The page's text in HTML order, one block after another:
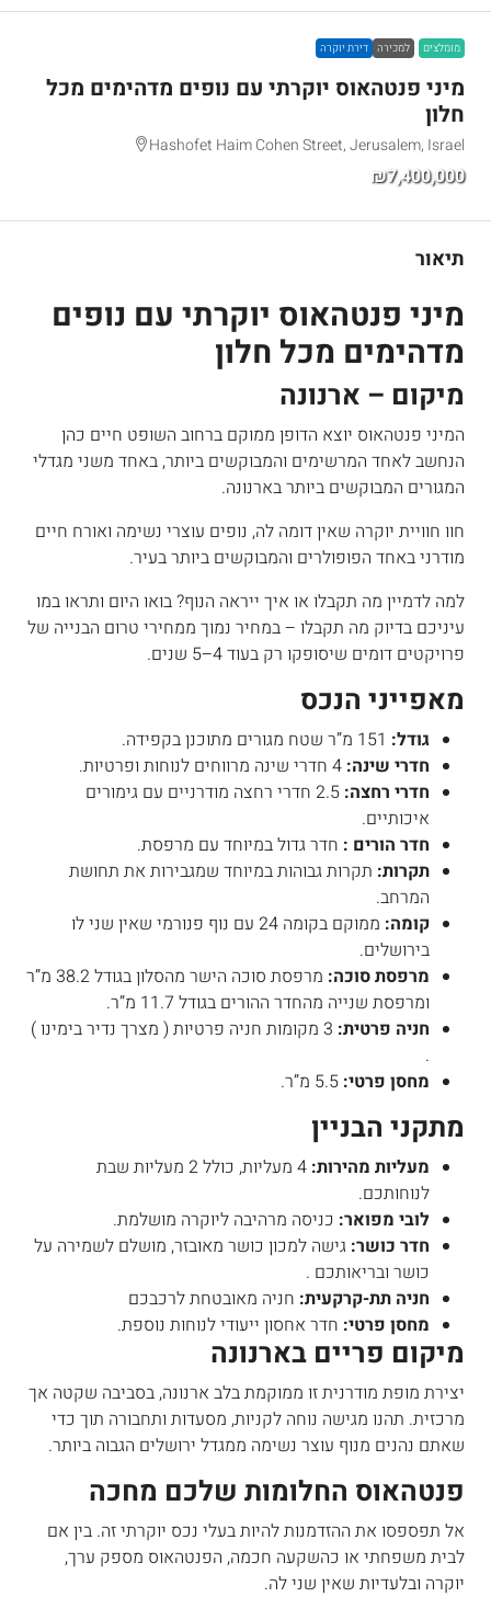
מומלצים למכירה דירת יוקרה
מיני פנטהאוס יוקרתי עם נופים מדהימים מכל
חלון
Hashofet Haim Cohen Street, Jerusalem, Israel
₪7,400,000
תיאור
מיני פנטהאוס יוקרתי עם נופים
מדהימים מכל חלון
מיקום – ארנונה
המיני פנטהאוס יוצא הדופן ממוקם ברחוב השופט חיים כהן
הנחשב לאחד המרשימים והמבוקשים ביותר, באחד משני מגדלי
המגורים המבוקשים ביותר בארנונה.
חוו חוויית יוקרה שאין דומה לה, נופים עוצרי נשימה ואורח חיים
מודרני באחד הפופולרים והמבוקשים ביותר בעיר.
למה לדמיין מה תקבלו או איך ייראה הנוף? בואו היום ותראו במו
עיניכם בדיוק מה תקבלו – במחיר נמוך ממחירי טרום הבנייה של
פרויקטים דומים שיסופקו רק בעוד 4–5 שנים.
מאפייני הנכס
גודל:
חדרי שינה:
חדרי רחצה:
2.5 חדרי רחצה מודרניים עם גימורים
איכותיים.
חדר הורים : חדר גדול במיוחד עם מרפסת.
תקרות: תקרות גבוהות במיוחד שמגבירות את תחושת
המרחב.
קומה:
ממוקם בקומה 24 עם נוף פנורמי שאין שני לו
בירושלים.
מרפסת סוכה:
מרפסת סוכה הישר מהסלון בגודל 38.2 מ”ר
ומרפסת שנייה מהחדר ההורים בגודל 11.7 מ”ר.
חניה פרטית:
3 מקומות חניה פרטיות ( מצרך נדיר בימינו )
.
מחסן פרטי:
מתקני הבניין
מעליות מהירות:
4 מעליות, כולל 2 מעליות שבת
לנוחותכם.
לובי מפואר: כניסה מרהיבה ליוקרה מושלמת.
חדר כושר: גישה למכון כושר מאובזר, מושלם לשמירה על
כושר ובריאותכם .
חניה תת-קרקעית: חניה מאובטחת לרכבכם
מחסן פרטי: חדר אחסון ייעודי לנוחות נוספת.
מיקום פריים בארנונה
יצירת מופת מודרנית זו ממוקמת בלב ארנונה, בסביבה שקטה אך
מרכזית. תהנו מגישה נוחה לקניות, מסעדות ותחבורה תוך כדי
שאתם נהנים מנוף עוצר נשימה ממגדל ירושלים הגבוה ביותר.
פנטהאוס החלומות שלכם מחכה
אל תפספסו את ההזדמנות להיות בעלי נכס יוקרתי זה. בין אם
לבית משפחתי או כהשקעה חכמה, הפנטהאוס מספק ערך,
יוקרה ובלעדיות שאין שני לה.